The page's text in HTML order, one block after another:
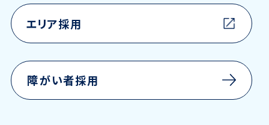
エリア採用
⁩障⁩がい者採用